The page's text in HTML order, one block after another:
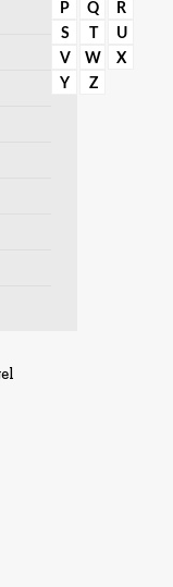
P
Q
R
S
T
U
V
W
X
Y
Z